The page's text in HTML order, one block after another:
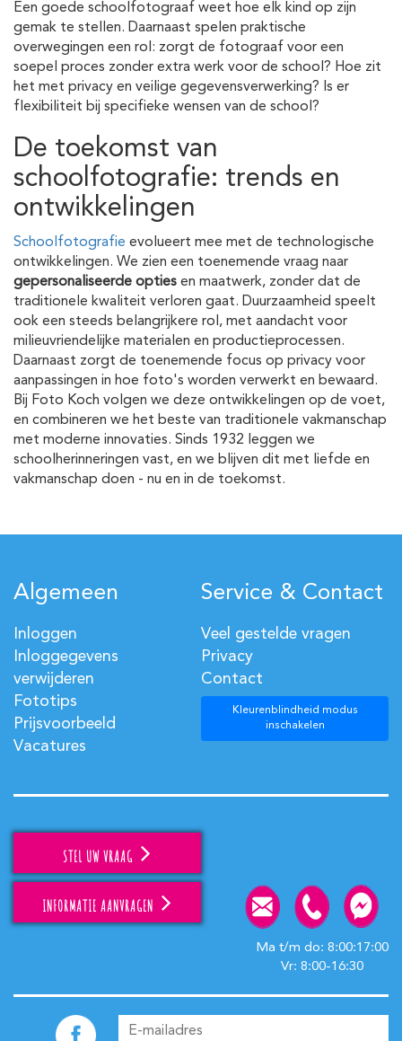
Een goede schoolfotograaf weet hoe elk kind op zijn
gemak te stellen. Daarnaast spelen praktische
overwegingen een rol: zorgt de fotograaf voor een
soepel proces zonder extra werk voor de school? Hoe zit
het met privacy en veilige gegevensverwerking? Is er
flexibiliteit bij specifieke wensen van de school?
De toekomst van
schoolfotografie: trends en
ontwikkelingen
Schoolfotografie evolueert mee met de technologische
ontwikkelingen. We zien een toenemende vraag naar
gepersonaliseerde opties en maatwerk, zonder dat de
traditionele kwaliteit verloren gaat. Duurzaamheid speelt
ook een steeds belangrijkere rol, met aandacht voor
milieuvriendelijke materialen en productieprocessen.
Daarnaast zorgt de toenemende focus op privacy voor
aanpassingen in hoe foto's worden verwerkt en bewaard.
Bij Foto Koch volgen we deze ontwikkelingen op de voet,
en combineren we het beste van traditionele vakmanschap
met moderne innovaties. Sinds 1932 leggen we
schoolherinneringen vast, en we blijven dit met liefde en
vakmanschap doen - nu en in de toekomst.
Algemeen
Inloggen
Inloggegevens
verwijderen
Fototips
Prijsvoorbeeld
Vacatures
Service & Contact
Veel gestelde vragen
Privacy
Contact
Kleurenblindheid modus
inschakelen
STEL UW VRAAG
INFORMATIE AANVRAGEN
Ma t/m do: 8:00:17:00
Vr: 8:00-16:30